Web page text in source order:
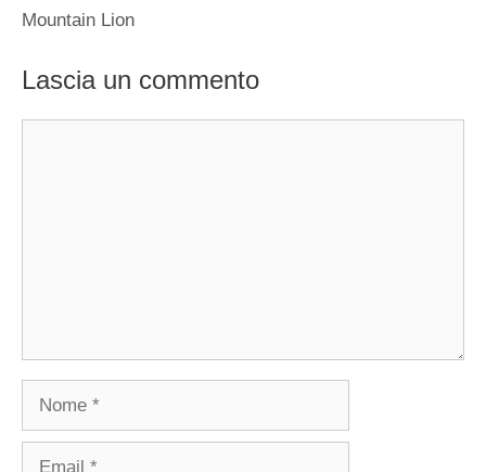
Mountain Lion
Lascia un commento